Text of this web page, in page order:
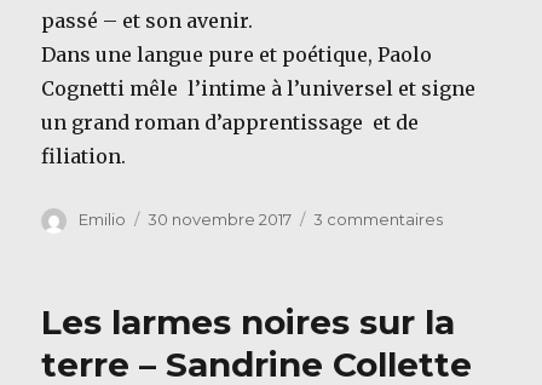
passé – et son avenir.
Dans une langue pure et poétique, Paolo
Cognetti mêle l’intime à l’universel et signe
un grand roman d’apprentissage et de
filiation.
Auteur
Emilio
Publié
30 novembre 2017 3 commentairessur
–
Cognetti
Les larmes noires sur la
terre – Sandrine Collette